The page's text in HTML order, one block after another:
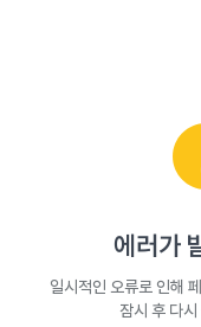
에러가
일시적인 오류로 인해
잠시 후 다